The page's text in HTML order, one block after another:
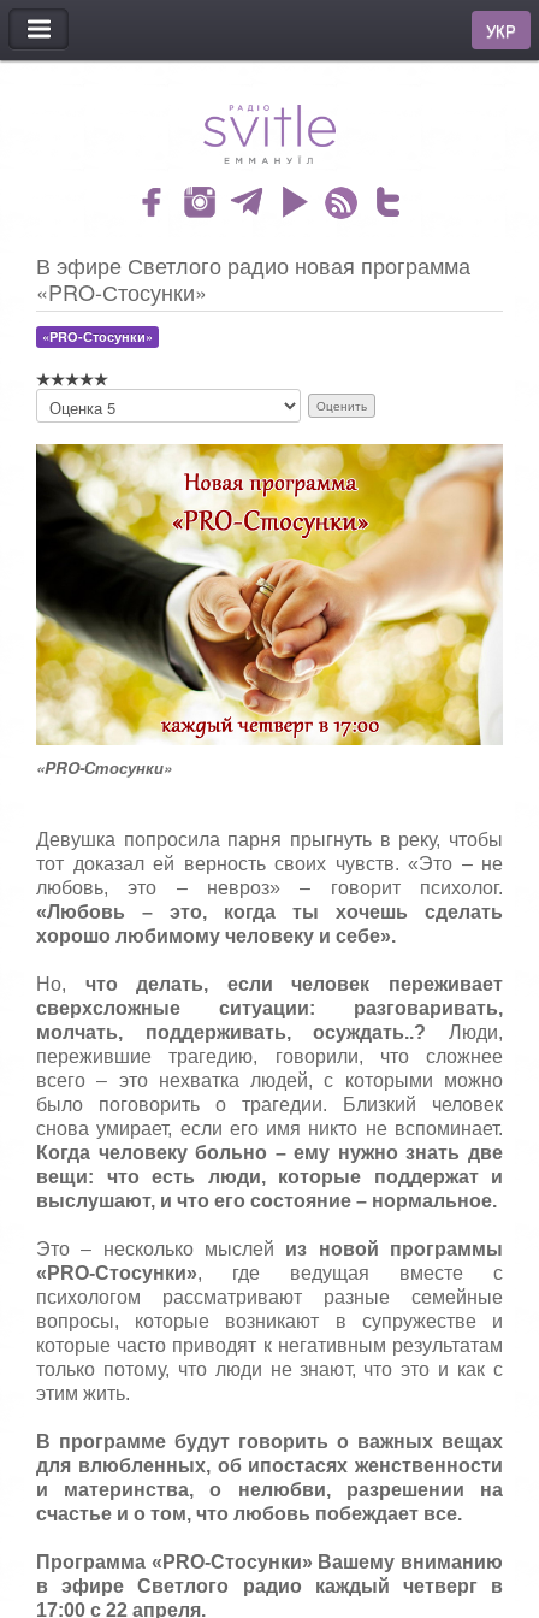
МЕНЮ
УКР
В эфире Светлого радио новая программа
«PRO-Стосунки»
«PRO-Стосунки»
о
ж
а
а
,
о
ц
е
н
и
т
е
«PRO-Стосунки»
Девушка попросила парня прыгнуть в реку, чтобы
тот доказал ей верность своих чувств. «Это – не
любовь, это – невроз» – говорит психолог.
«Любовь – это, когда ты хочешь сделать
хорошо любимому человеку и себе».
Но, что делать, если человек переживает
сверхсложные ситуации: разговаривать,
молчать, поддерживать, осуждать..? Люди,
пережившие трагедию, говорили, что сложнее
всего – это нехватка людей, с которыми можно
было поговорить о трагедии. Близкий человек
снова умирает, если его имя никто не вспоминает.
Когда человеку больно – ему нужно знать две
вещи: что есть люди, которые поддержат и
выслушают, и что его состояние – нормальное.
Это – несколько мыслей из новой программы
«PRO-Стосунки», где ведущая вместе с
психологом рассматривают разные семейные
вопросы, которые возникают в супружестве и
которые часто приводят к негативным результатам
только потому, что люди не знают, что это и как с
этим жить.
В программе будут говорить о важных вещах
для влюбленных, об ипостасях женственности
и материнства, о нелюбви, разрешении на
счастье и о том, что любовь побеждает все.
Программа «PRO-Стосунки» Вашему вниманию
в эфире Светлого радио каждый четверг в
17:00 с 22 апреля.